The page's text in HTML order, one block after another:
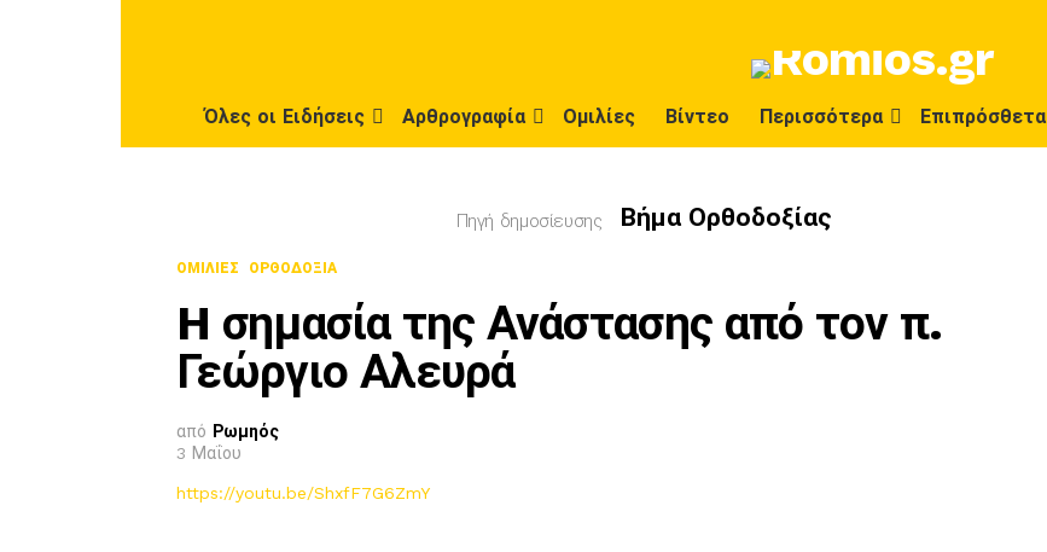
Όλες οι Ειδήσεις Αρθρογραφία Ομιλίες Βίντεο Περισσότερα Επιπρόσθετα
Πηγή δημοσίευσης Βήμα Ορθοδοξίας
ΟΜΙΛΊΕΣ ΟΡΘΟΔΟΞΊΑ
H σημασία της Ανάστασης από τον π.
Γεώργιο Αλευρά
από Ρωμηός
3 Μαΐου
https://youtu.be/ShxfF7G6ZmY